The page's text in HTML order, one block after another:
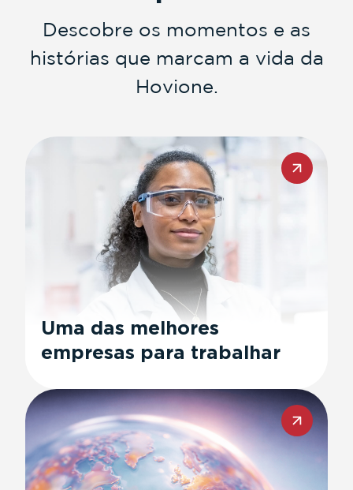
Descobre os momentos e as
histórias que marcam a vida da
Hovione.​
Uma das melhores
empresas para trabalhar